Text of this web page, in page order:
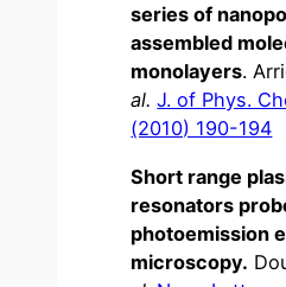
series of
assembled
monolayers.
al. J. of Phys.
(2010) 190-194
Short range
resonators
photoemission
microscopy.